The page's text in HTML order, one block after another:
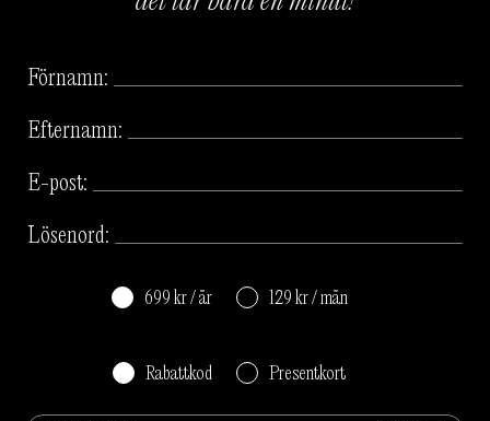
Förnamn:
Efternamn:
E-post:
Lösenord:
699 kr / år 129 kr / mån
Rabattkod Presentkort